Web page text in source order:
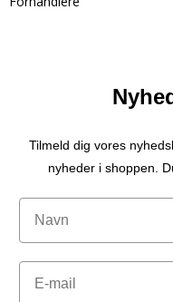
Tilmeld dig vores
nyheder i shoppen.
Navn
Email